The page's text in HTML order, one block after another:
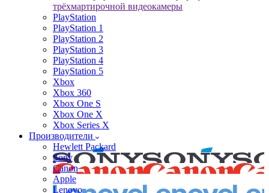
трёхмартирочной видеокамеры
PlayStation
PlayStation 1
PlayStation 2
PlayStation 3
PlayStation 4
PlayStation 5
Xbox
Xbox 360
Xbox One S
Xbox One X
Xbox Series X
Производители
Hewlett Packard
Sony
Canon
Apple
Lenovo